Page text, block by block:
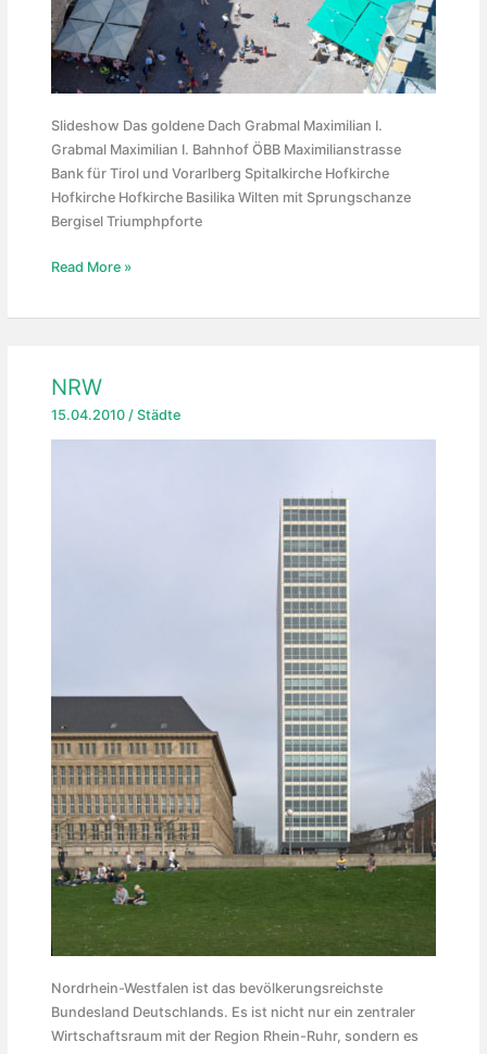
Slideshow Das goldene Dach Grabmal Maximilian I.
Grabmal Maximilian I. Bahnhof ÖBB Maximilianstrasse
Bank für Tirol und Vorarlberg Spitalkirche Hofkirche
Hofkirche Hofkirche Basilika Wilten mit Sprungschanze
Bergisel Triumphpforte
Innsbruck,
Read More »
NRW
15.04.2010 / Städte
Nordrhein-Westfalen ist das bevölkerungsreichste
Bundesland Deutschlands. Es ist nicht nur ein zentraler
Wirtschaftsraum mit der Region Rhein-Ruhr, sondern es